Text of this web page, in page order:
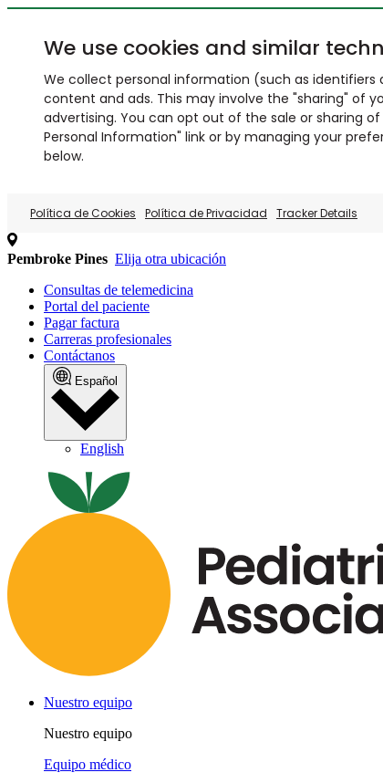
We use cookies and similar
We collect personal information (such as
content and ads. This may involve the "sharing" of
advertising. You can opt out of the sale or sharing
Personal Information" link or by managing your
below.
Política de Cookies Política de Privacidad Tracker Details
Pembroke Pines Elija otra ubicación
Consultas de telemedicina
Portal del paciente
Pagar factura
Carreras profesionales
Contáctanos
Español
English
Nuestro equipo
Nuestro equipo
Equipo médico